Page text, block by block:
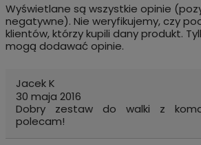
Wyświetlane są wszystkie opinie
negatywne). Nie weryfikujemy, czy
klientów, którzy kupili dany produkt.
mogą dodawać opinie.
Jacek K
30 maja 2016
Dobry zestaw do walki z
polecam!